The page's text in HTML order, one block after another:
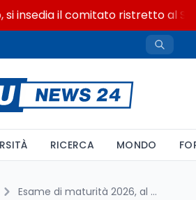
si insedia il comitato ristretto al
RICERCA MONDO
Esame di maturità 2026, al via il 18 giugno: cosa cambia all'orale